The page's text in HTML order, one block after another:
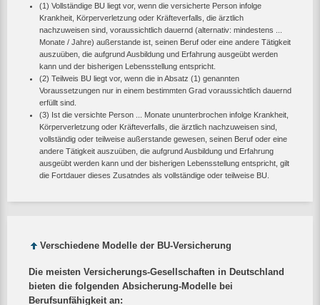
(1) Vollständige BU liegt vor, wenn die versicherte Person infolge
Krankheit, Körperverletzung oder Kräfteverfalls, die ärztlich
nachzuweisen sind, voraussichtlich dauernd (alternativ: mindestens ...
Monate / Jahre) außerstande ist, seinen Beruf oder eine andere Tätigkeit
auszuüben, die aufgrund Ausbildung und Erfahrung ausgeübt werden
kann und der bisherigen Lebensstellung entspricht.
(2) Teilweis BU liegt vor, wenn die in Absatz (1) genannten
Voraussetzungen nur in einem bestimmten Grad voraussichtlich dauernd
erfüllt sind.
(3) Ist die versichte Person ... Monate ununterbrochen infolge Krankheit,
Körperverletzung oder Kräfteverfalls, die ärztlich nachzuweisen sind,
vollständig oder teilweise außerstande gewesen, seinen Beruf oder eine
andere Tätigkeit auszuüben, die aufgrund Ausbildung und Erfahrung
ausgeübt werden kann und der bisherigen Lebensstellung entspricht, gilt
die Fortdauer dieses Zusatndes als vollständige oder teilweise BU.
Verschiedene Modelle der BU-Versicherung
Die meisten Versicherungs-Gesellschaften in Deutschland
bieten die folgenden Absicherung-Modelle bei
Berufsunfähigkeit an: